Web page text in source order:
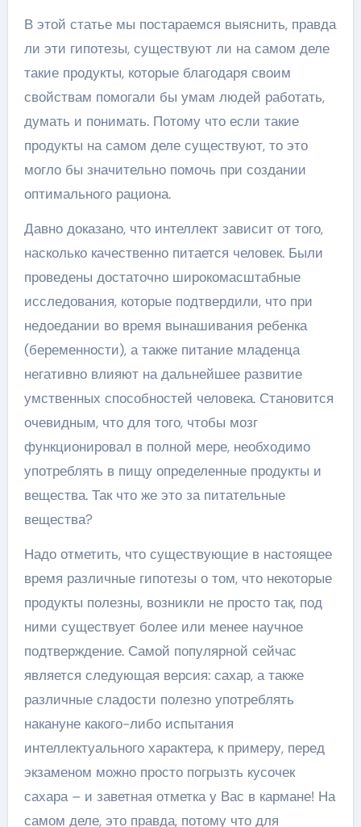
В этой статье мы постараемся выяснить, правда
ли эти гипотезы, существуют ли на самом деле
такие продукты, которые благодаря своим
свойствам помогали бы умам людей работать,
думать и понимать. Потому что если такие
продукты на самом деле существуют, то это
могло бы значительно помочь при создании
оптимального рациона.
Давно доказано, что интеллект зависит от того,
насколько качественно питается человек. Были
проведены достаточно широкомасштабные
исследования, которые подтвердили, что при
недоедании во время вынашивания ребенка
(беременности), а также питание младенца
негативно влияют на дальнейшее развитие
умственных способностей человека. Становится
очевидным, что для того, чтобы мозг
функционировал в полной мере, необходимо
употреблять в пищу определенные продукты и
вещества. Так что же это за питательные
вещества?
Надо отметить, что существующие в настоящее
время различные гипотезы о том, что некоторые
продукты полезны, возникли не просто так, под
ними существует более или менее научное
подтверждение. Самой популярной сейчас
является следующая версия: сахар, а также
различные сладости полезно употреблять
накануне какого-либо испытания
интеллектуального характера, к примеру, перед
экзаменом можно просто погрызть кусочек
сахара – и заветная отметка у Вас в кармане! На
самом деле, это правда, потому что для